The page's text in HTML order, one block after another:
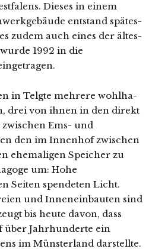
Dieses in einem
ent­stand spä­tes­
zudem auch eines der ältes­
1992 in die
in Telgte meh­re­re wohl­ha­
drei von ihnen in den direkt
Ems- und
den im Innenhof zwi­schen
ehe­ma­li­gen Speicher zu
um: Hohe
Seiten spen­de­ten Licht.
und Inneneinbauten sind
bis heu­te davon, dass
über Jahrhunderte ein
im Münsterland dar­stell­te.